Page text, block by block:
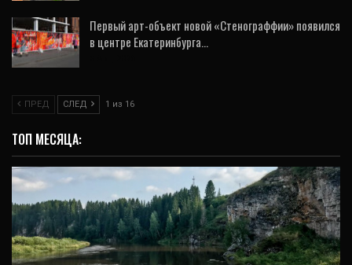
Первый арт-объект новой «Стенограффии» появился
в центре Екатеринбурга…
ПРЕД СЛЕД 1 из 16
ТОП МЕСЯЦА: